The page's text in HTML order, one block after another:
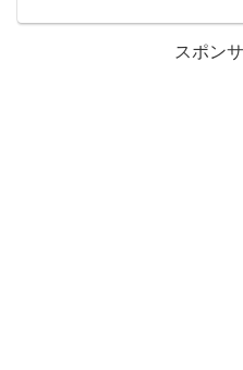
スポン